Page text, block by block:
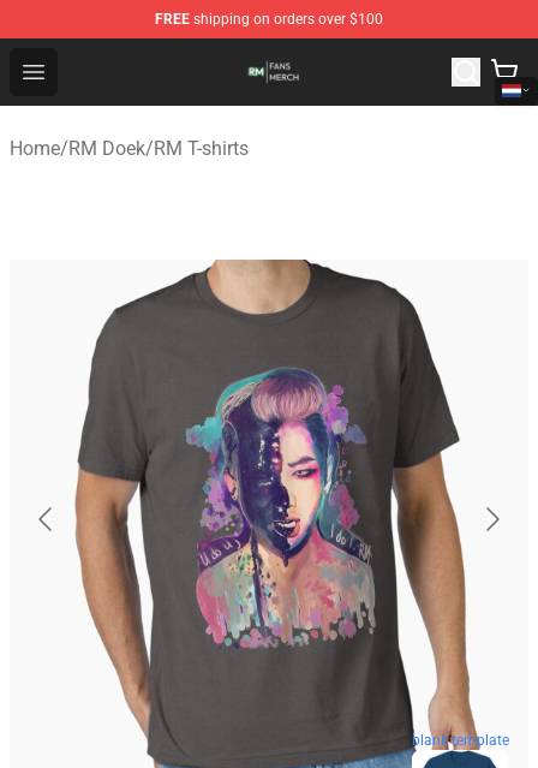
FREE shipping on orders over $100
Open menu
RM Shop - Official RM Merchandise Store
Home/RM Doek/RM T-shirts
blank template